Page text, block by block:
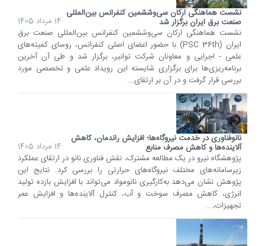
نشست هماهنگی ارکان سی‌وششمین کنفرانس بین‌المللی
صنعت برق ایران برگزار شد
14 مرداد 1405
نشست هماهنگی ارکان سی‌وششمین کنفرانس بین‌المللی صنعت برق
ایران (PSC 36th) با حضور اعضای اصلی کنفرانس، روسای کمیته‌های
علمی - اجرایی و معاونان شرکت توانیر، برگزار شد و طی آن آخرین
برنامه‌ریزی‌ها برای برگزاری شایسته این رویداد علمی و تخصصی مورد
بررسی قرار گرفت و در آن بر ارتقای...
نانوفناوری در خدمت نیروگاه‌ها؛ افزایش راندمان، کاهش
آلاینده‌ها و کاهش مصرف منابع
14 مرداد 1405
پژوهشگاه نیرو در یک مطالعه مشترک، نقش فناوری نانو در ارتقای عملکرد
زیرسامانه‌های مختلف نیروگاه‌های حرارتی را بررسی کرد. نتایج این
پژوهش نشان می‌دهد به‌کارگیری نانومواد می‌تواند با افزایش بازده تولید
انرژی، کاهش مصرف سوخت و آب، کنترل آلاینده‌ها و افزایش عمر
تجهیزات،...